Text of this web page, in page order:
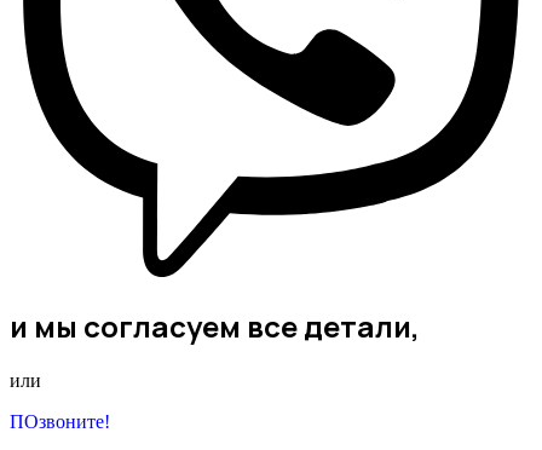
и мы согласуем все детали,
или
ПОзвоните!